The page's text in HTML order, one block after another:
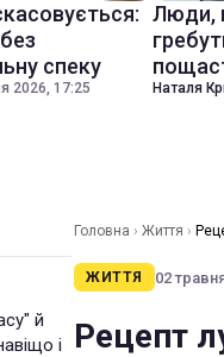
спеку
2026, 17:25
Люди,
Наталя
й
і
Головна › Життя ›
ЖИТТЯ 02
Рецепт